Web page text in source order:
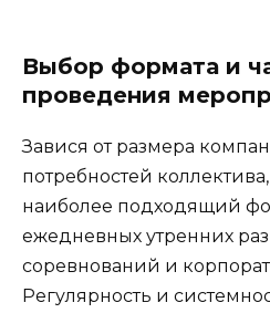
Выбор формата и
проведения
Завися от размера
потребностей
наиболее подходящий
ежедневных утренних
соревнований и
Регулярность и